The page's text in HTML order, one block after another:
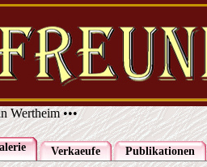
Wertheim •••
Verkaeufe Publikationen